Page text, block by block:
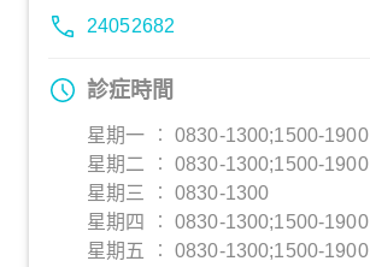
24052682
診症時間
星期一 ︰ 0830-1300;1500-1900
星期二 ︰ 0830-1300;1500-1900
星期三 ︰ 0830-1300
星期四 ︰ 0830-1300;1500-1900
星期五 ︰ 0830-1300;1500-1900